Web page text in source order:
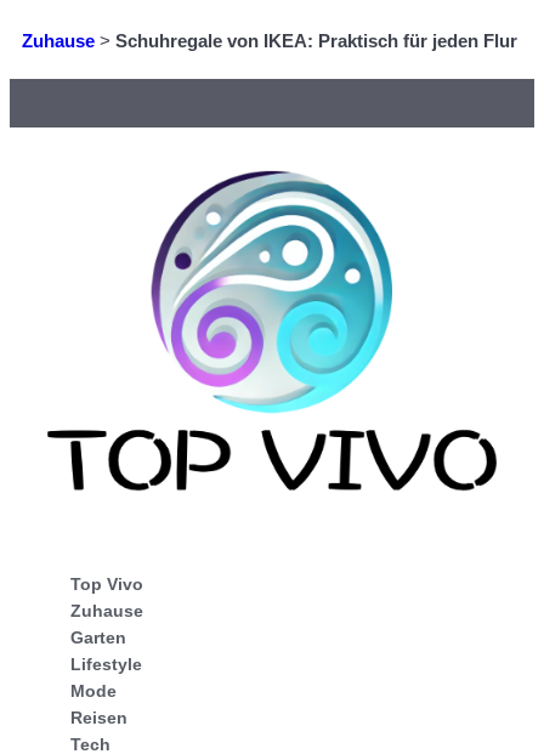
Zuhause > Schuhregale von IKEA: Praktisch für jeden Flur
Top Vivo
Zuhause
Garten
Lifestyle
Mode
Reisen
Tech